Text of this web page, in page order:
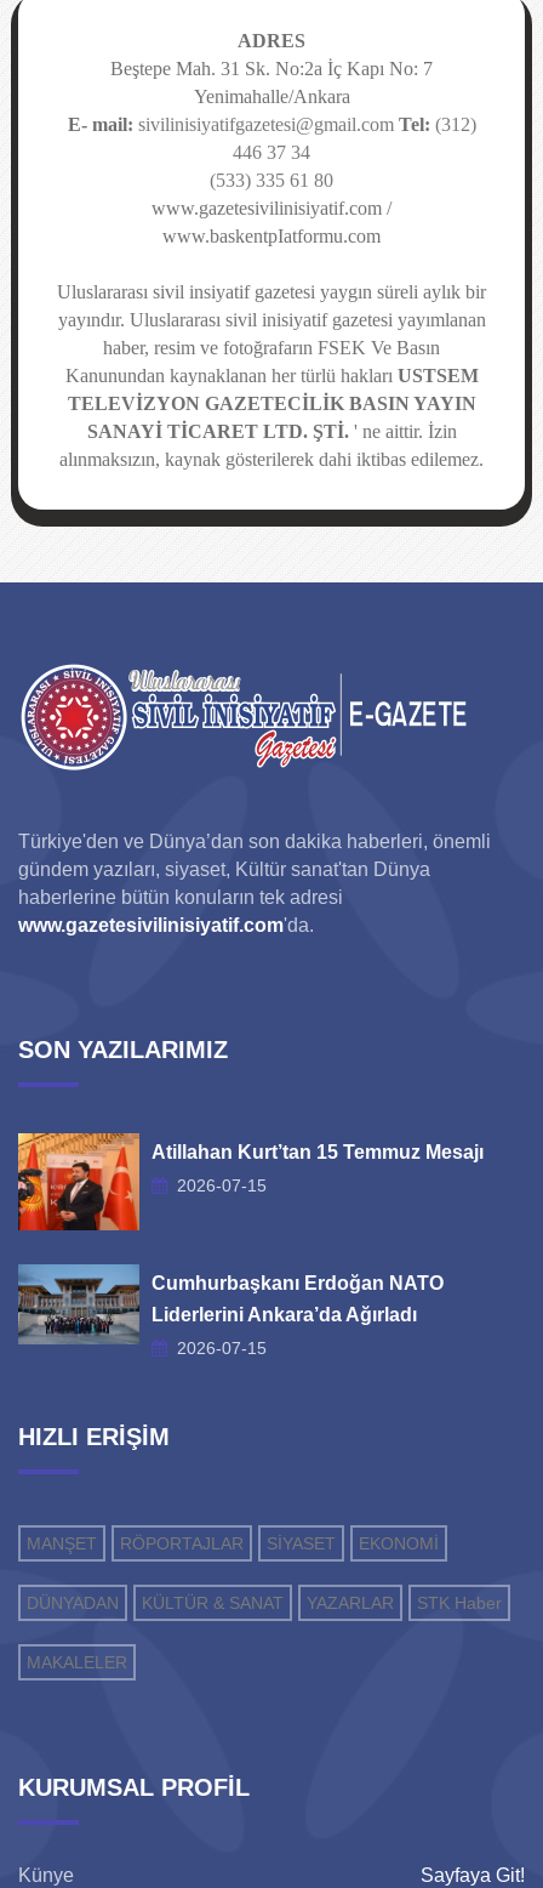
ADRES
Beştepe Mah. 31 Sk. No:2a İç Kapı No: 7
Yenimahalle/Ankara
E- mail: sivilinisiyatifgazetesi@gmail.com Tel: (312)
446 37 34
(533) 335 61 80
www.gazetesivilinisiyatif.com /
www.baskentpIatformu.com
Uluslararası sivil insiyatif gazetesi yaygın süreli aylık bir
yayındır. Uluslararası sivil inisiyatif gazetesi yayımlanan
haber, resim ve fotoğrafarın FSEK Ve Basın
Kanunundan kaynaklanan her türlü hakları USTSEM
TELEVİZYON GAZETECİLİK BASIN YAYIN
SANAYİ TİCARET LTD. ŞTİ. ' ne aittir. İzin
alınmaksızın, kaynak gösterilerek dahi iktibas edilemez.
Türkiye'den ve Dünya’dan son dakika haberleri, önemli
gündem yazıları, siyaset, Kültür sanat'tan Dünya
haberlerine bütün konuların tek adresi
www.gazetesivilinisiyatif.com'da.
SON YAZILARIMIZ
Atillahan Kurt’tan 15 Temmuz Mesajı
2026-07-15
Cumhurbaşkanı Erdoğan NATO
Liderlerini Ankara’da Ağırladı
2026-07-15
HIZLI ERİŞİM
MANŞET RÖPORTAJLAR SİYASET EKONOMİ
DÜNYADAN KÜLTÜR & SANAT YAZARLAR STK Haber
MAKALELER
KURUMSAL PROFİL
Künye Sayfaya Git!